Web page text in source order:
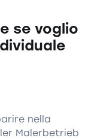
se voglio
nella
Malerbetrieb